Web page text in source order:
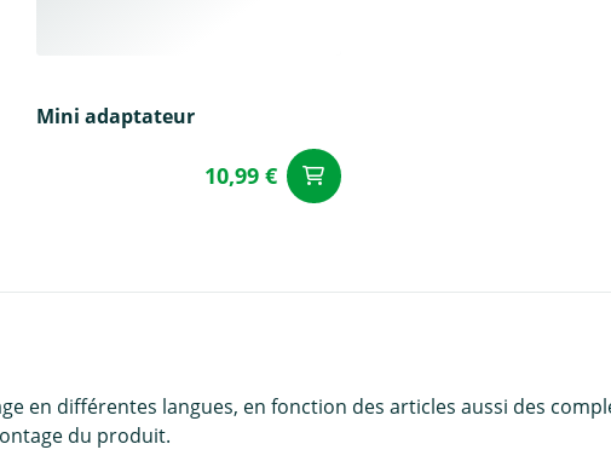
Mini adaptateur
10,99 €
en différentes langues, en fonction des articles aussi des
du produit.